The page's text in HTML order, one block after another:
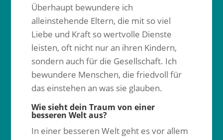
Überhaupt bewundere ich
alleinstehende Eltern, die mit so viel
Liebe und Kraft so wertvolle Dienste
leisten, oft nicht nur an ihren Kindern,
sondern auch für die Gesellschaft. Ich
bewundere Menschen, die friedvoll für
das einstehen an was sie glauben.
Wie sieht dein Traum von einer
besseren Welt aus?
In einer besseren Welt geht es vor allem